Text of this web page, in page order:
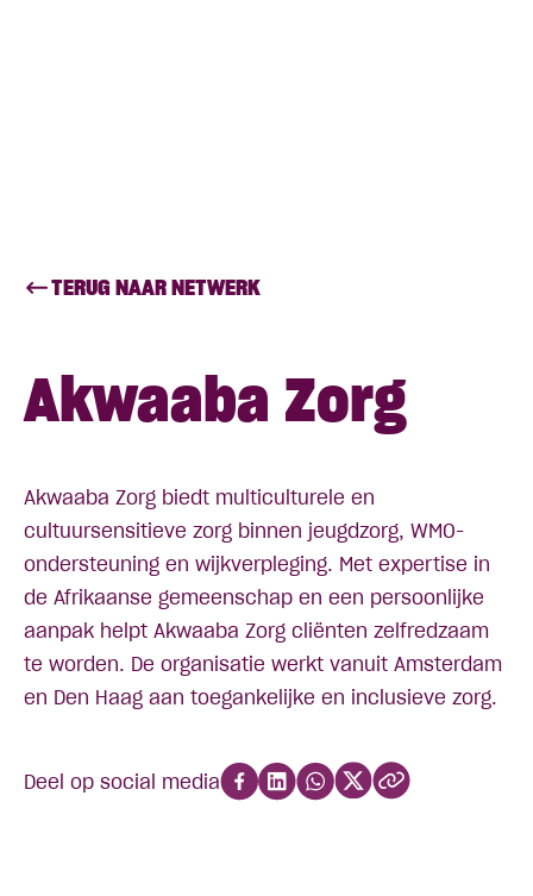
TERUG NAAR NETWERK
Akwaaba Zorg
Akwaaba Zorg biedt multiculturele en
cultuursensitieve zorg binnen jeugdzorg, WMO-
ondersteuning en wijkverpleging. Met expertise in
de Afrikaanse gemeenschap en een persoonlijke
aanpak helpt Akwaaba Zorg cliënten zelfredzaam
te worden. De organisatie werkt vanuit Amsterdam
en Den Haag aan toegankelijke en inclusieve zorg.
Deel op social media